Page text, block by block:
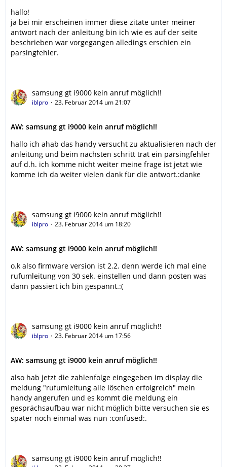
hallo!
ja bei mir erscheinen immer diese zitate unter meiner
antwort nach der anleitung bin ich wie es auf der seite
beschrieben war vorgegangen alledings erschien ein
parsingfehler.
samsung gt i9000 kein anruf möglich!!
iblpro 23. Februar 2014 um 21:07
AW: samsung gt i9000 kein anruf möglich!!
hallo ich ahab das handy versucht zu aktualisieren nach der
anleitung und beim nächsten schritt trat ein parsingfehler
auf d.h. ich komme nicht weiter meine frage ist jetzt wie
komme ich da weiter vielen dank für die antwort.:danke
samsung gt i9000 kein anruf möglich!!
iblpro 23. Februar 2014 um 18:20
AW: samsung gt i9000 kein anruf möglich!!
o.k also firmware version ist 2.2. denn werde ich mal eine
rufumleitung von 30 sek. einstellen und dann posten was
dann passiert ich bin gespannt.:(
samsung gt i9000 kein anruf möglich!!
iblpro 23. Februar 2014 um 17:56
AW: samsung gt i9000 kein anruf möglich!!
also hab jetzt die zahlenfolge eingegeben im display die
meldung "rufumleitung alle löschen erfolgreich" mein
handy angerufen und es kommt die meldung ein
gesprächsaufbau war nicht möglich bitte versuchen sie es
später noch einmal was nun :confused:.
samsung gt i9000 kein anruf möglich!!